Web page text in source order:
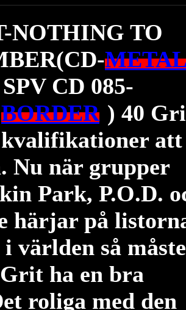
NOTHING TO
SPV CD 085-
BORDER) ) 40
att
Nu när grupper
Park, P.O.D.
härjar på
världen så måste
ha en bra
roliga med den